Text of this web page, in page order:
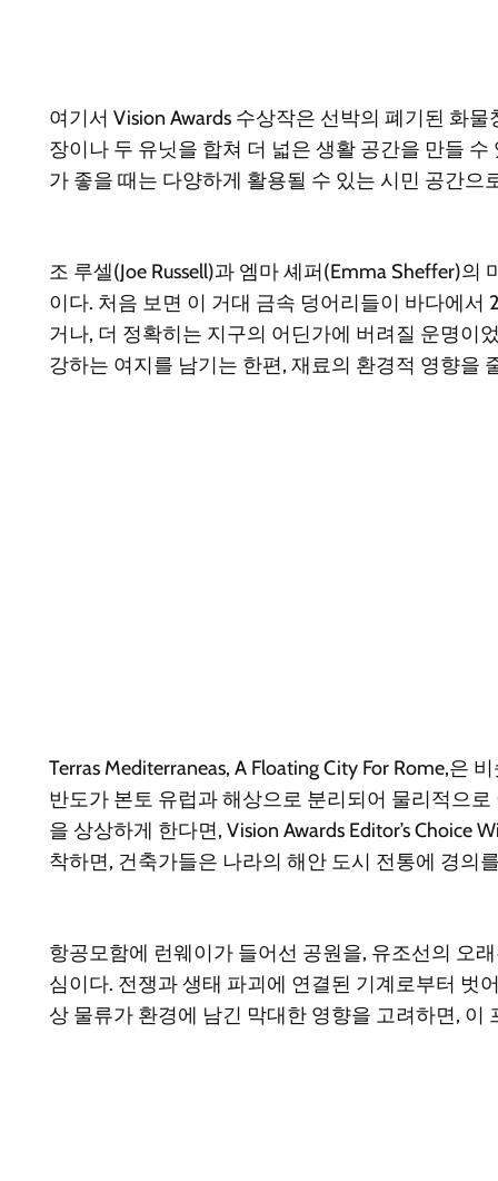
여기서 Vision Awards 수상작은 선박의 폐기된 화
장이나 두 유닛을 합쳐 더 넓은 생활 공간을 만들
가 좋을 때는 다양하게 활용될 수 있는 시민 공간으
조 루셀(Joe Russell)과 엠마 셰퍼(Emma Sheffer)
이다. 처음 보면 이 거대 금속 덩어리들이 바다에
거나, 더 정확히는 지구의 어딘가에 버려질 운명이
강하는 여지를 남기는 한편, 재료의 환경적 영향을
Terras Mediterraneas, A Floating City For Rome,은
반도가 본토 유럽과 해상으로 분리되어 물리적으
을 상상하게 한다면, Vision Awards Editor’s
착하면, 건축가들은 나라의 해안 도시 전통에 경의
항공모함에 런웨이가 들어선 공원을, 유조선의 오
심이다. 전쟁과 생태 파괴에 연결된 기계로부터
상 물류가 환경에 남긴 막대한 영향을 고려하면,